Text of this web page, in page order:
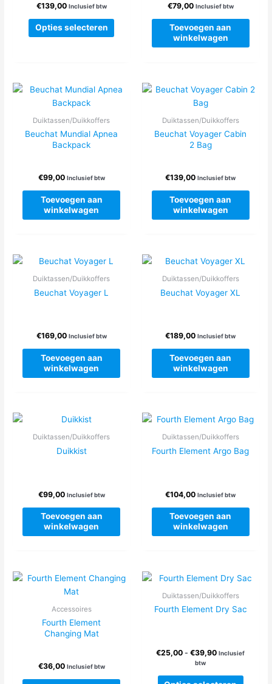
productpagina
€139,00 Inclusief btw
Opties selecteren
Dit
product
Deze
productpagina
€79,00 Inclusief btw
Toevoegen aan
winkelwagen
Duiktassen/Duikkoffers
Beuchat Mundial Apnea
Backpack
€99,00 Inclusief btw
Toevoegen aan
winkelwagen
Duiktassen/Duikkoffers
Beuchat Voyager Cabin
2 Bag
€139,00 Inclusief btw
Toevoegen aan
winkelwagen
Duiktassen/Duikkoffers
Beuchat Voyager L
€169,00 Inclusief btw
Toevoegen aan
winkelwagen
Duiktassen/Duikkoffers
Beuchat Voyager XL
€189,00 Inclusief btw
Toevoegen aan
winkelwagen
Duiktassen/Duikkoffers
Duikkist
€99,00 Inclusief btw
Toevoegen aan
winkelwagen
Duiktassen/Duikkoffers
Fourth Element Argo Bag
€104,00 Inclusief btw
Toevoegen aan
winkelwagen
Accessoires
Fourth Element
Changing Mat
€36,00 Inclusief btw
Duiktassen/Duikkoffers
Fourth Element Dry Sac
€25,00 - €39,90Prijsklasse:
€39,90
Inclusief
btw
Dit